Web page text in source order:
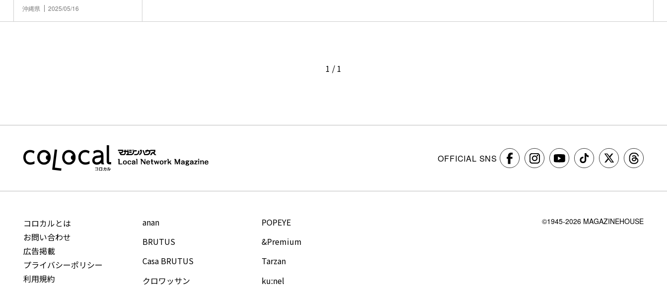
沖縄県 2025/05/16
1 / 1
OFFICIAL SNS
コロカルとは
お問い合わせ
広告掲載
プライバシーポリシー
利用規約
anan
BRUTUS
Casa BRUTUS
クロワッサン
POPEYE
&Premium
Tarzan
ku:nel
©1945-2026 MAGAZINEHOUSE